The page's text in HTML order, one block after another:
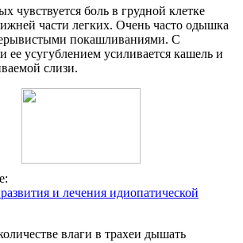
чувствуется боль в грудной клетке
части легких. Очень часто одышка
покашливаниями. С
ее усугублением усиливается кашель и
слизи.
и лечения идиопатической
влаги в трахеи дышать